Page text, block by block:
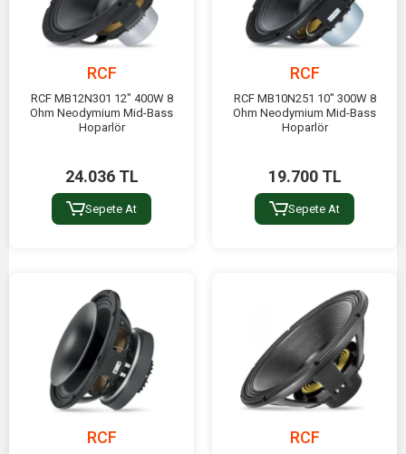
RCF
RCF MB12N301 12" 400W 8
Ohm Neodymium Mid-Bass
Hoparlör
24.036 TL
Sepete At
RCF
RCF MB10N251 10" 300W 8
Ohm Neodymium Mid-Bass
Hoparlör
19.700 TL
Sepete At
RCF RCF